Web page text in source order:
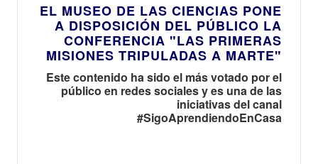
EL MUSEO DE LAS CIENCIAS PONE
A DISPOSICIÓN DEL PÚBLICO LA
CONFERENCIA "LAS PRIMERAS
MISIONES TRIPULADAS A MARTE"
Este contenido ha sido el más votado por el
público en redes sociales y es una de las
iniciativas del canal
#SigoAprendiendoEnCasa